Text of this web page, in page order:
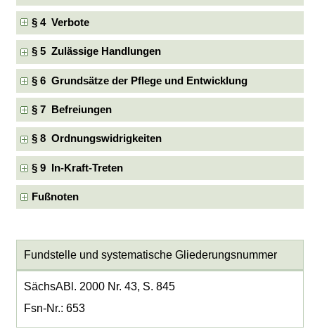
§ 4 Verbote
§ 5 Zulässige Handlungen
§ 6 Grundsätze der Pflege und Entwicklung
§ 7 Befreiungen
§ 8 Ordnungswidrigkeiten
§ 9 In-Kraft-Treten
Fußnoten
Fundstelle und systematische Gliederungsnummer
SächsABl. 2000 Nr. 43, S. 845
Fsn-Nr.: 653